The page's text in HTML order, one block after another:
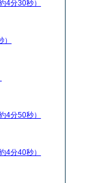
約4分30秒）
約4分50秒）
約4分40秒）